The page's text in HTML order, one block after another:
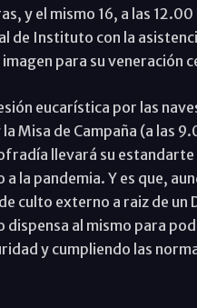
y el mismo 16, a las 12.00
de Instituto con la
para su veneración
eucarística por las
Misa de Campaña (a las
llevará su estandarte
la pandemia. Y es que,
culto externo a raiz de un
al mismo para
y cumpliendo las